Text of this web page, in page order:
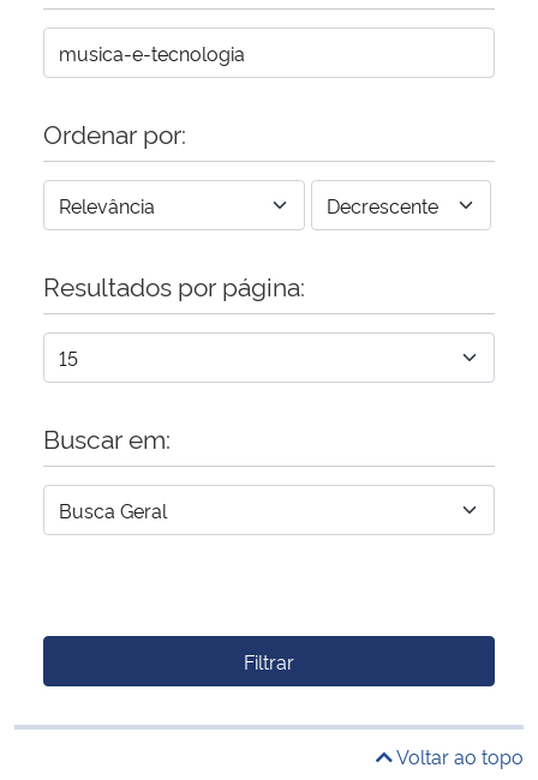
Ordenar por:
Resultados por página:
Buscar em:
Filtrar
Voltar ao topo